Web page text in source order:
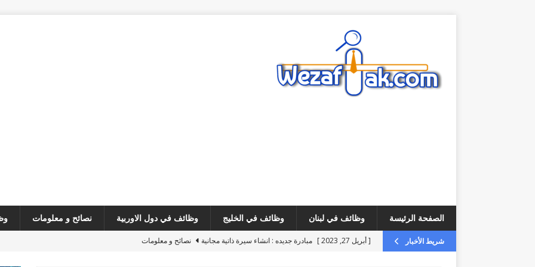
الصفحة الرئيسة وظائف في لبنان وظائف في الخليج وظائف في دول الاوربية نصائح و معلومات
شريط الأخبار [ أبريل 27, 2023 ] مبادرة جديده : انشاء سيرة ذاتية مجانية
نصائح و معلومات